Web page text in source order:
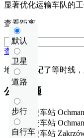
显著优化运输车队的工
默认
卫星
道路
步行
自行车
查看距离
查看距离
地图上标记了等时线
公共交通
公交车站
公交车站
公交车站